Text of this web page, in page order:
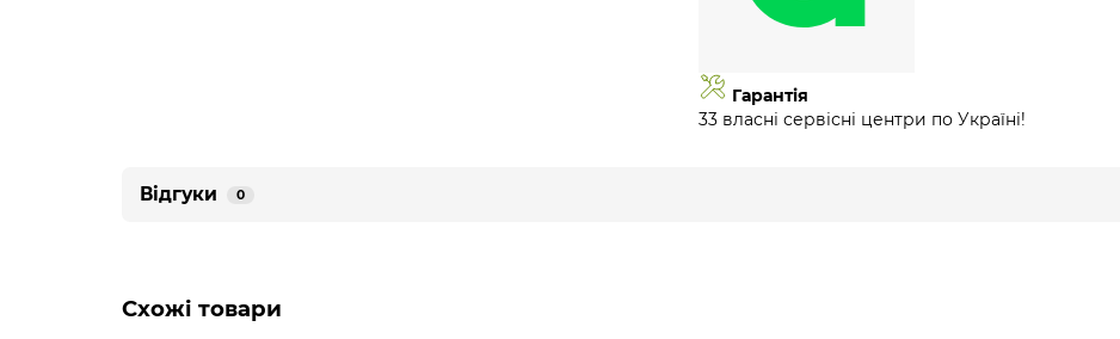
Гарантія
33 власні сервісні центри по Україні!
Відгуки 0
Схожі товари